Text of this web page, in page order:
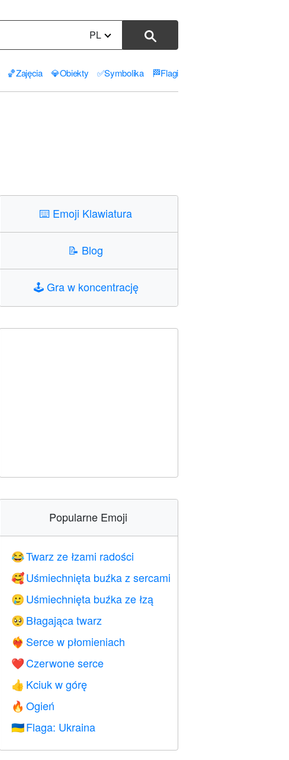
PL
🏀Zajęcia 💎Obiekty ✅Symbolika 🏁Flagi
⌨️ Emoji Klawiatura
📝 Blog
🕹️Gra w koncentrację
Popularne Emoji
😂Twarz ze łzami radości
🥰 Uśmiechnięta buźka z sercami
🥲 Uśmiechnięta buźka ze łzą
🥺 Błagająca twarz
❤️‍🔥 Serce w płomieniach
❤️ Czerwone serce
👍 Kciuk w górę
🔥 Ogień
🇺🇦 Flaga: Ukraina